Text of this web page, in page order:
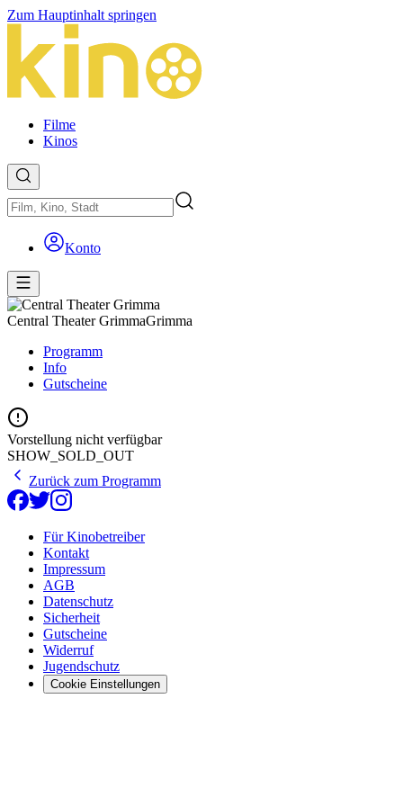
Zum Hauptinhalt springen
Filme
Kinos
Konto
Central Theater GrimmaGrimma
Programm
Info
Gutscheine
Vorstellung nicht verfügbar
SHOW_SOLD_OUT
Zurück zum Programm
Für Kinobetreiber
Kontakt
Impressum
AGB
Datenschutz
Sicherheit
Gutscheine
Widerruf
Jugendschutz
Cookie Einstellungen